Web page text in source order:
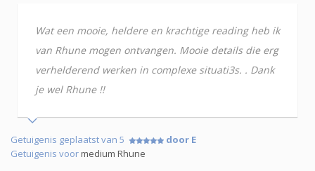
Wat een mooie, heldere en krachtige reading heb ik
van Rhune mogen ontvangen. Mooie details die erg
verhelderend werken in complexe situati3s. . Dank
je wel Rhune !!
Getuigenis geplaatst van 5
door E
Getuigenis voormedium Rhune